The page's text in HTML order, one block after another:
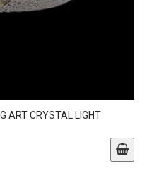
CRYSTAL LIGHT